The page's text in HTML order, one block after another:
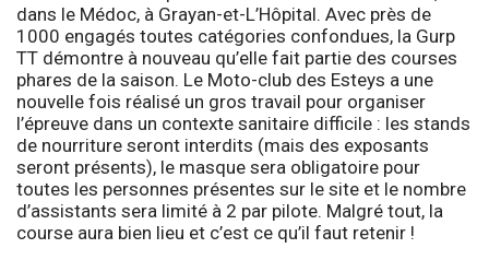
dans le Médoc, à Grayan-et-L’Hôpital. Avec près de
1000 engagés toutes catégories confondues, la Gurp
TT démontre à nouveau qu’elle fait partie des courses
phares de la saison. Le Moto-club des Esteys a une
nouvelle fois réalisé un gros travail pour organiser
l’épreuve dans un contexte sanitaire difficile : les stands
de nourriture seront interdits (mais des exposants
seront présents), le masque sera obligatoire pour
toutes les personnes présentes sur le site et le nombre
d’assistants sera limité à 2 par pilote. Malgré tout, la
course aura bien lieu et c’est ce qu’il faut retenir !